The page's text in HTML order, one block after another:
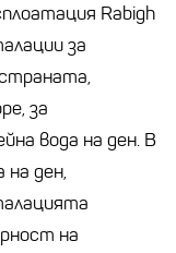
Rabigh
за
за
вода на ден. В
ден,
на